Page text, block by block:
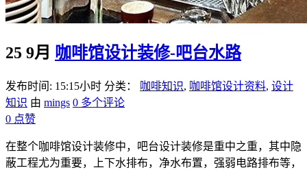
25 9月 咖啡馆设计装修-吧台水路
发布时间: 15:15小时 分类： 咖啡知识, 咖啡馆设计资料, 设计
知识 由 mings 0 多个评论
0 点赞
在整个咖啡馆设计装修中，吧台设计装修是重中之重，其中隐
蔽工程尤为重要，上下水排布，净水布置，强弱电路排布等，